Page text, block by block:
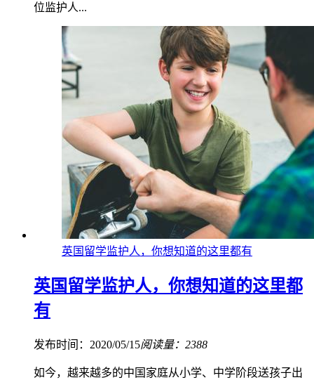
位监护人...
英国留学监护人，你想知道的这里都有
英国留学监护人，你想知道的这里都
有
发布时间：2020/05/15阅读量：2388
如今，越来越多的中国家庭从小学、中学阶段送孩子出